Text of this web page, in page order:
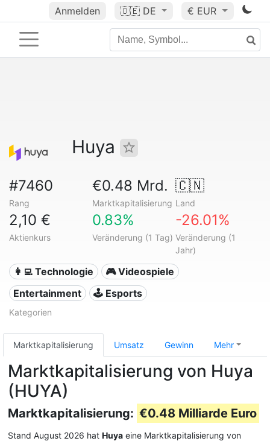
Anmelden 🇩🇪 DE € EUR
Huya
#7460
Rang
€0.48 Mrd.
Marktkapitalisierung
🇨🇳
Land
2,10 €
Aktienkurs
0.83%
Veränderung (1 Tag)
-26.01%
Veränderung (1
Jahr)
👩‍💻 Technologie
🎮 Videospiele
Entertainment
🕹️ Esports
Kategorien
Marktkapitalisierung Umsatz Gewinn Mehr
Marktkapitalisierung von Huya
(HUYA)
Marktkapitalisierung: €0.48 Milliarde Euro
Stand August 2026 hat Huya eine Marktkapitalisierung von